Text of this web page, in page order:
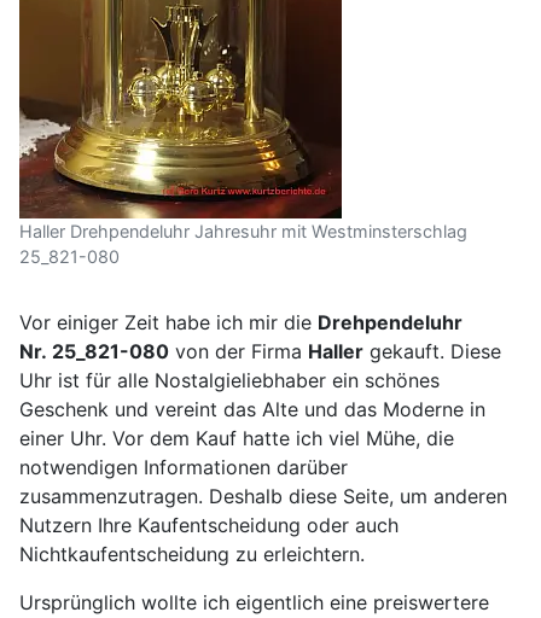
Haller Drehpendeluhr Jahresuhr mit Westminsterschlag
25_821-080
Vor einiger Zeit habe ich mir die Drehpendeluhr
Nr. 25_821-080 von der Firma Haller gekauft. Diese
Uhr ist für alle Nostalgieliebhaber ein schönes
Geschenk und vereint das Alte und das Moderne in
einer Uhr. Vor dem Kauf hatte ich viel Mühe, die
notwendigen Informationen darüber
zusammenzutragen. Deshalb diese Seite, um anderen
Nutzern Ihre Kaufentscheidung oder auch
Nichtkaufentscheidung zu erleichtern.
Ursprünglich wollte ich eigentlich eine preiswertere